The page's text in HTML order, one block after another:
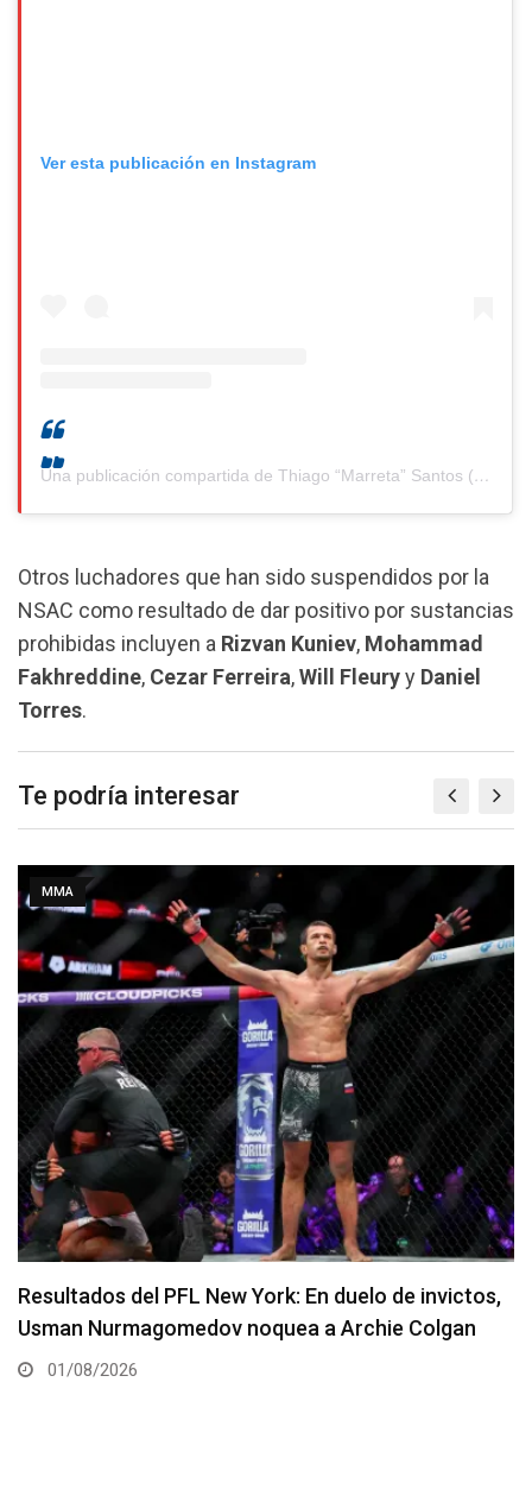
Ver esta publicación en Instagram
Una publicación compartida de Thiago “Marreta” Santos (@tmarretamma)
Otros luchadores que han sido suspendidos por la
NSAC como resultado de dar positivo por sustancias
prohibidas incluyen a Rizvan Kuniev, Mohammad
Fakhreddine, Cezar Ferreira,Will Fleuryy Daniel
Torres.
Te podría interesar
MMA
PFL se fusiona con MVP
30/07/2026